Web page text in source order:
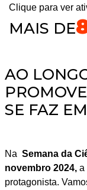
Clique para ver
MAIS DE
AO
SE FAZ
Na Semana da
novembro 2024, a
protagonista.